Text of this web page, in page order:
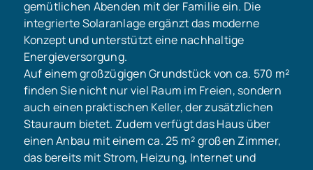
gemütlichen Abenden mit der Familie ein. Die
integrierte Solaranlage ergänzt das moderne
Konzept und unterstützt eine nachhaltige
Energieversorgung.
Auf einem großzügigen Grundstück von ca. 570 m²
finden Sie nicht nur viel Raum im Freien, sondern
auch einen praktischen Keller, der zusätzlichen
Stauraum bietet. Zudem verfügt das Haus über
einen Anbau mit einem ca. 25 m² großen Zimmer,
das bereits mit Strom, Heizung, Internet und